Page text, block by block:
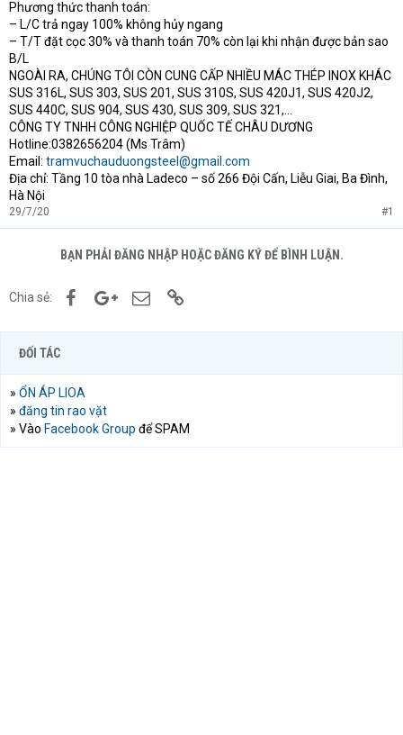
Phương thức thanh toán:
– L/C trả ngay 100% không hủy ngang
– T/T đặt cọc 30% và thanh toán 70% còn lại khi nhận được bản sao
B/L
NGOÀI RA, CHÚNG TÔI CÒN CUNG CẤP NHIỀU MÁC THÉP INOX KHÁC
SUS 316L, SUS 303, SUS 201, SUS 310S, SUS 420J1, SUS 420J2,
SUS 440C, SUS 904, SUS 430, SUS 309, SUS 321,…
CÔNG TY TNHH CÔNG NGHIỆP QUỐC TẾ CHÂU DƯƠNG
Hotline:0382656204 (Ms Trâm)
Email: tramvuchauduongsteel@gmail.com
Địa chỉ: Tầng 10 tòa nhà Ladeco – số 266 Đội Cấn, Liễu Giai, Ba Đình,
Hà Nội
29/7/20 #1
BẠN PHẢI ĐĂNG NHẬP HOẶC ĐĂNG KÝ ĐỂ BÌNH LUẬN.
Chia sẻ: FacebookGoogle+Email
ĐỐI TÁC
» ỔN ÁP LIOA
» đăng tin rao vặt
» Vào Facebook Group để SPAM